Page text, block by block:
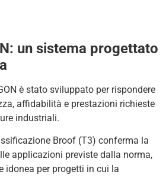
un sistema progettato
è stato sviluppato per rispondere
affidabilità e prestazioni richieste
industriali.
Broof (T3) conferma la
applicazioni previste dalla norma,
idonea per progetti in cui la